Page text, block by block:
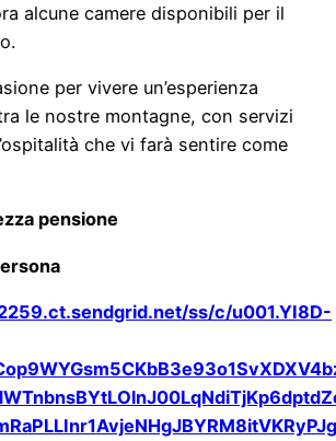
alcune camere disponibili per il
per vivere un’esperienza
le nostre montagne, con servizi
che vi farà sentire come
pensione
ss/c/u001.YI8D-